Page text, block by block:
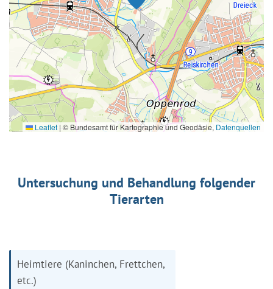
Leaflet | © Bundesamt für Kartographie und Geodäsie, Datenquellen
Untersuchung und Behandlung folgender
Tierarten
Heimtiere (Kaninchen, Frettchen,
etc.)